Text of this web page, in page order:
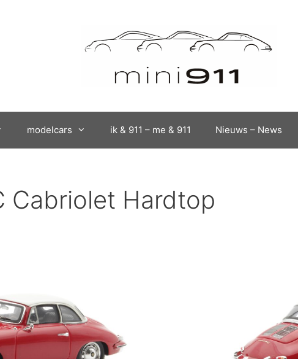
modelcars ik & 911 – me & 911 Nieuws – News
Cabriolet Hardtop